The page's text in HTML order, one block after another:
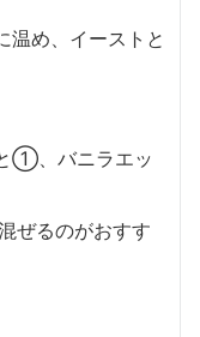
め、イーストと
①、バニラエッ
ぜるのがおすす